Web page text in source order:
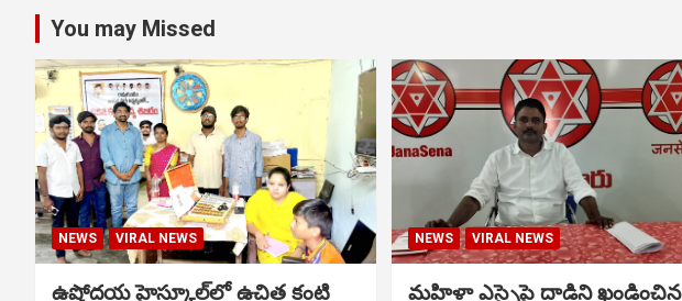
You may Missed
NEWS VIRAL NEWS
ఉషోదయ హైస్కూల్‌లో ఉచిత కంటి
NEWS VIRAL NEWS
మహిళా ఎస్సైపై దాడిని ఖండించిన